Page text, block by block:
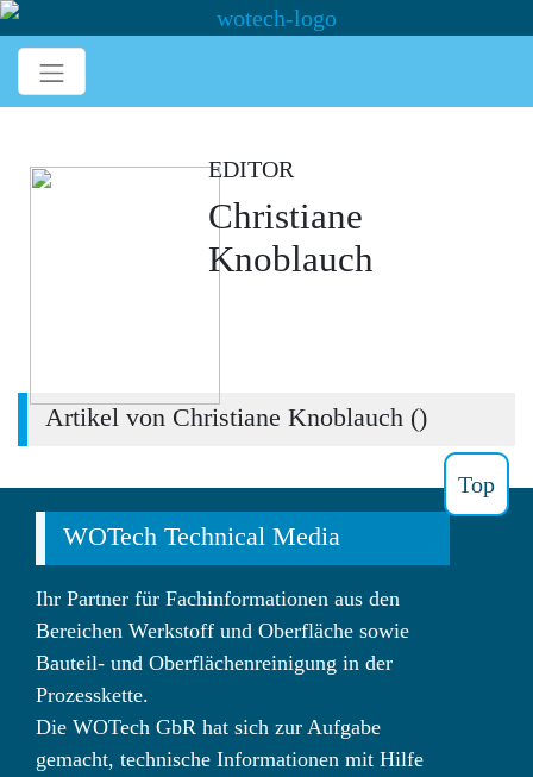
EDITOR
Christiane
Knoblauch
Artikel von Christiane Knoblauch ()
Top
WOTech Technical Media
Ihr Partner für Fachinformationen aus den
Bereichen Werkstoff und Oberfläche sowie
Bauteil- und Oberflächenreinigung in der
Prozesskette.
Die WOTech GbR hat sich zur Aufgabe
gemacht, technische Informationen mit Hilfe